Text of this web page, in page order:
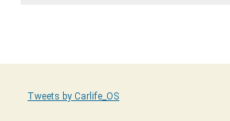
Tweets by Carlife_OS